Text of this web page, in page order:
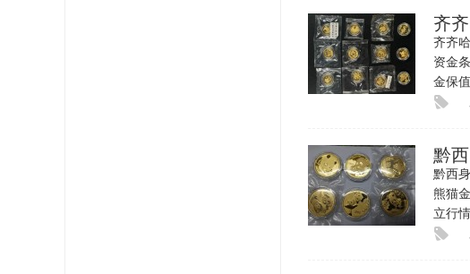
齐
齐齐
资金
金保
情，
黔
黔西
熊猫
立行
价走